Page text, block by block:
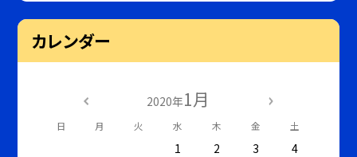
カレンダー
2020年1月
日 月 火 水 木 金 土
1 2 3
4